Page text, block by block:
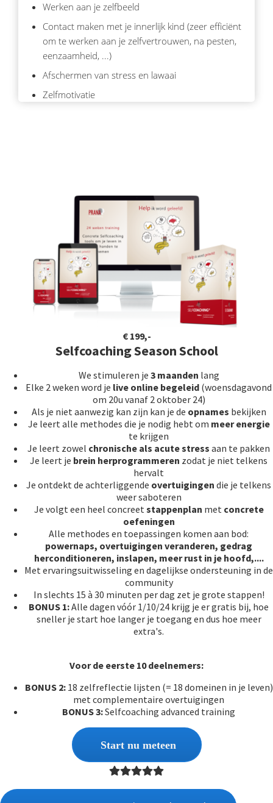
Werken aan je zelfbeeld
Contact maken met je innerlijk kind (zeer efficiënt
om te werken aan je zelfvertrouwen, na pesten,
eenzaamheid, ...)
Afschermen van stress en lawaai
Zelfmotivatie
€ 199,-
Selfcoaching Season School
We stimuleren je 3 maanden lang
Elke 2 weken word je live online begeleid (woensdagavond
om 20u vanaf 2 oktober 24)
Als je niet aanwezig kan zijn kan je de opnames bekijken
Je leert alle methodes die je nodig hebt om meer energie
te krijgen
Je leert zowel chronische als acute stress aan te pakken
Je leert je brein herprogrammeren zodat je niet telkens
hervalt
Je ontdekt de achterliggende overtuigingen die je telkens
weer saboteren
Je volgt een heel concreetstappenplan met concrete
oefeningen
Alle methodes en toepassingen komen aan bod:
powernaps, overtuigingen veranderen, gedrag
herconditioneren, inslapen, meer rust in je hoofd,....
Met ervaringsuitwisseling en dagelijkse ondersteuning in de
community
In slechts 15 à 30 minuten per dag zet je grote stappen!
BONUS 1:Alle dagen vóór 1/10/24 krijg je er gratis bij, hoe
sneller je start hoe langer je toegang en dus hoe meer
extra's.
Voor de eerste 10 deelnemers:
BONUS 2:18 zelfreflectie lijsten (= 18 domeinen in je leven)
met complementaire overtuigingen
BONUS 3:Selfcoaching advanced training
Start nu meteen